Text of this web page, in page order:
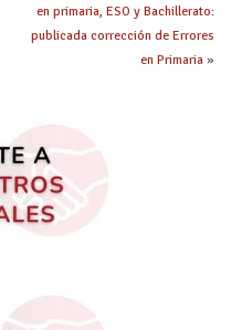
en primaria, ESO y Bachillerato:
publicada corrección de Errores
en Primaria»